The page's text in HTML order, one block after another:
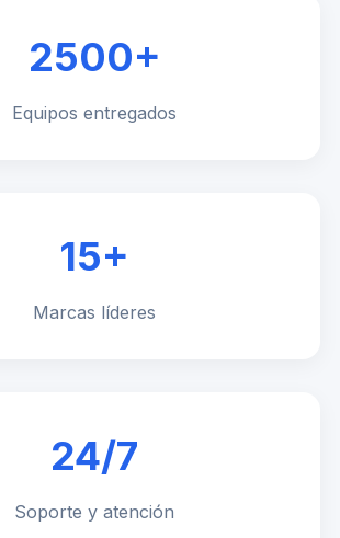
2500+
Equipos entregados
15+
Marcas líderes
24/7
Soporte y atención